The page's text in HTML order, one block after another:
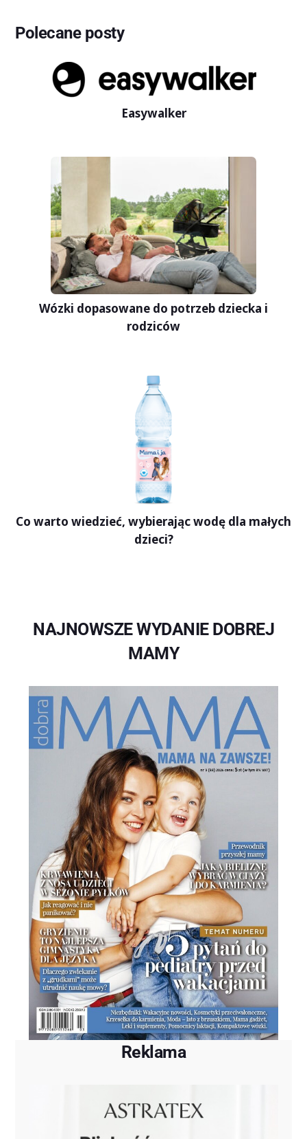
Polecane posty
Easywalker
Wózki dopasowane do potrzeb dziecka i
rodziców
Co warto wiedzieć, wybierając wodę dla małych
dzieci?
NAJNOWSZE WYDANIE DOBREJ
MAMY
Reklama